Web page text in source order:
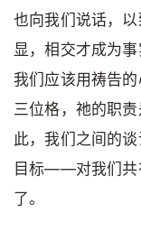
也向我们说话，
显，相交才成为
我们应该用祷告
三位格，祂的职
此，我们之间的
目标——对我们共
了。